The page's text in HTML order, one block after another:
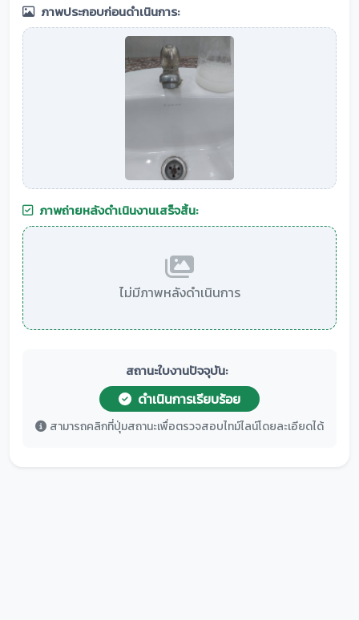
ภาพประกอบก่อนดำเนินการ:
ภาพถ่ายหลังดำเนินงานเสร็จสิ้น:
ไม่มีภาพหลังดำเนินการ
สถานะใบงานปัจจุบัน:
ดำเนินการเรียบร้อย
สามารถคลิกที่ปุ่มสถานะเพื่อตรวจสอบไทม์ไลน์โดยละเอียดได้